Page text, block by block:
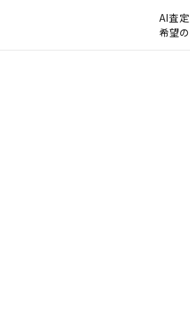
AI査
希望